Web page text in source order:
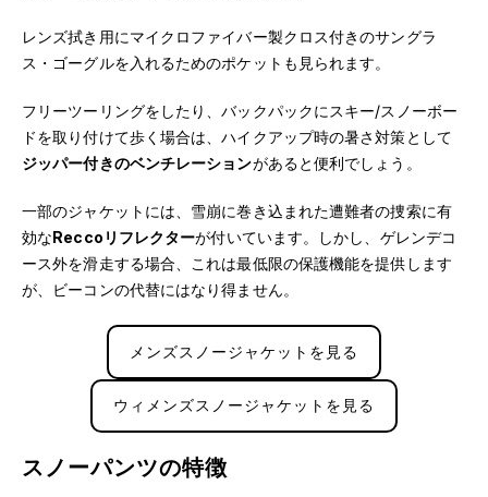
レンズ拭き用にマイクロファイバー製クロス付きのサングラ
ス・ゴーグルを入れるためのポケットも見られます。
フリーツーリングをしたり、バックパックにスキー/スノーボー
ドを取り付けて歩く場合は、ハイクアップ時の暑さ対策として
ジッパー付きのベンチレーションがあると便利でしょう。
一部のジャケットには、雪崩に巻き込まれた遭難者の捜索に有
効なReccoリフレクターが付いています。しかし、ゲレンデコ
ース外を滑走する場合、これは最低限の保護機能を提供します
が、ビーコンの代替にはなり得ません。
メンズスノージャケットを見る
ウィメンズスノージャケットを見る
スノーパンツの特徴